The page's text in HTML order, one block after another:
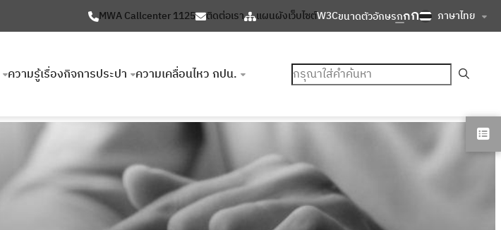
MWA Callcenter 1125 ติดต่อเรา แผนผังเว็บไซต์W3Cขนาดตัวอักษรกกก ภาษาไทย
ความรู้เรื่องกิจการประปา ความเคลื่อนไหว กปน. ค้นหา